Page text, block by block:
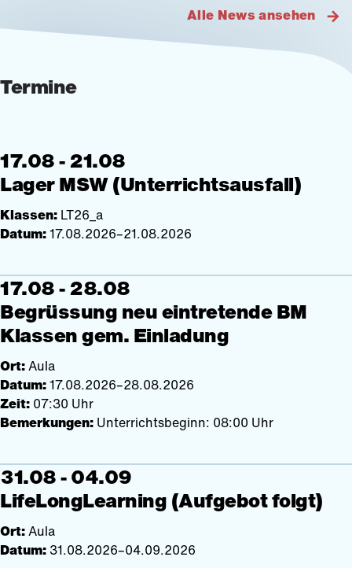
Alle News ansehen
Termine
17.08 - 21.08
Lager MSW (Unterrichtsausfall)
Klassen: LT26_a
Datum:17.08.2026–21.08.2026
17.08 - 28.08
Begrüssung neu eintretende BM
Klassen gem. Einladung
Ort:Aula
Datum:17.08.2026–28.08.2026
Zeit: 07:30 Uhr
Bemerkungen: Unterrichtsbeginn: 08:00 Uhr
31.08 - 04.09
LifeLongLearning (Aufgebot folgt)
Ort:Aula
Datum: 31.08.2026–04.09.2026